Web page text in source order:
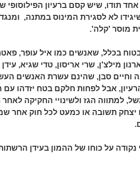
תודו, שיש קסם ברעיון הפילוסופי
לא לסגירת המינוס במתנה,
מוסר 'קלה'.
בכלל, שאנשים כמו איל עופר,
מילצ'ן, שרי אריסון, טדי שגיא,
וחיים סבן, שהינם עשרת האנשים
אבל לפחות חלקם בטח יזדהו
למתווה הגז ולשינויי החקיקה
יצחק תשובה או כמעט לכל חוק אחר
נקודה על כוחו של ההמון בעידן